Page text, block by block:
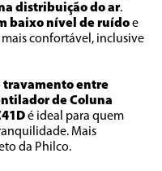
distribuição do ar.
baixo nível de ruído
confortável, inclusive
travamento entre
de Coluna
é ideal para quem
Mais
da Philco.